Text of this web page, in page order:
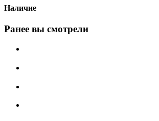
Наличие
Ранее вы смотрели